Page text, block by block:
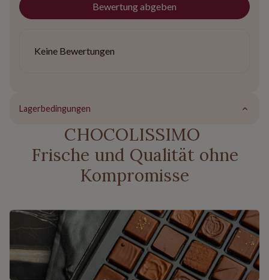
Bewertung abgeben
Keine Bewertungen
Lagerbedingungen
CHOCOLISSIMO
Frische und Qualität ohne
Kompromisse